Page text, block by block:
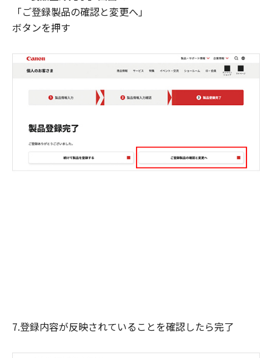
「ご登録製品の確認と変更へ」
ボタンを押す
7.登録内容が反映されていることを確認したら完了